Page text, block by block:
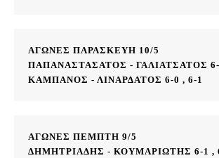
ΑΓΩΝΕΣ ΠΑΡΑΣΚΕΥΗ 10/5
ΠΑΠΑΝΑΣΤΑΣΑΤΟΣ - ΓΑΛΙΑΤΣΑΤΟΣ 6-
ΚΑΜΠΑΝΟΣ - ΛΙΝΑΡΔΑΤΟΣ 6-0 , 6-1
ΑΓΩΝΕΣ ΠΕΜΠΤΗ 9/5
ΔΗΜΗΤΡΙΑΔΗΣ - ΚΟΥΜΑΡΙΩΤΗΣ 6-1 ,